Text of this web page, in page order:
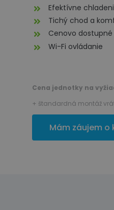
Efektívne
Tichý chod a
Cenovo dostupné
Wi-Fi ovládanie
Cena jednotky na
+ štandardná montáž
Mám záujem o